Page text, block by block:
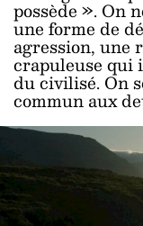
possède ». On
une forme de
agression, une
crapuleuse qui
du civilisé. On
commun aux